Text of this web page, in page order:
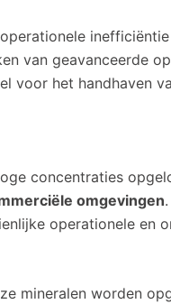
van geavanceerde
voor het handhaven
concentraties
omgevingen
operationele en
mineralen worden